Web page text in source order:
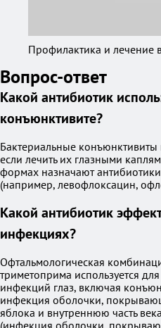
Профилактика и лечение
Вопрос-ответ
Какой антибиотик
конъюнктивите?
Бактериальные
если лечить их глазными
формах назначают
(например, левофлоксацин,
Какой антибиотик
инфекциях?
Офтальмологическая
триметоприма используется
инфекций глаз, включая
инфекция оболочки,
яблока и внутреннюю часть
(инфекция оболочки,